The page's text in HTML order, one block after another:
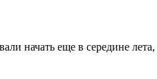
начать еще в середине